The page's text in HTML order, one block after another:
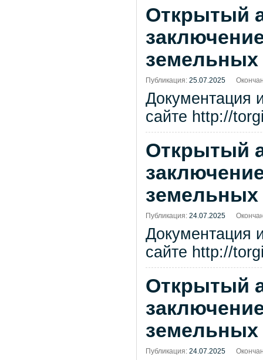
Открытый
земельных
Публикация: 25.07.2025
Документация
сайте http://
Открытый
земельных
Публикация: 24.07.2025
Документация
сайте http://
Открытый
земельных
Публикация: 24.07.2025